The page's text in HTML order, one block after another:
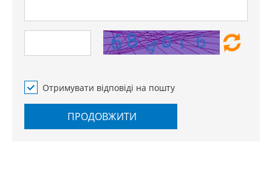
Отримувати відповіді на пошту
ПРОДОВЖИТИ